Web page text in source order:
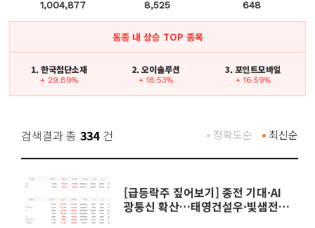
1,004,877 8,525 648
동종 내 상승 TOP 종목
1. 한국첨단소재
+ 29.89%
2. 오이솔루션
+ 18.53%
3. 포인트모바일
+ 16.59%
검색결과 총 334 건 최신순
정확도순
[급등락주 짚어보기] 종전 기대·AI
광통신 확산…태영건설우·빛샘전